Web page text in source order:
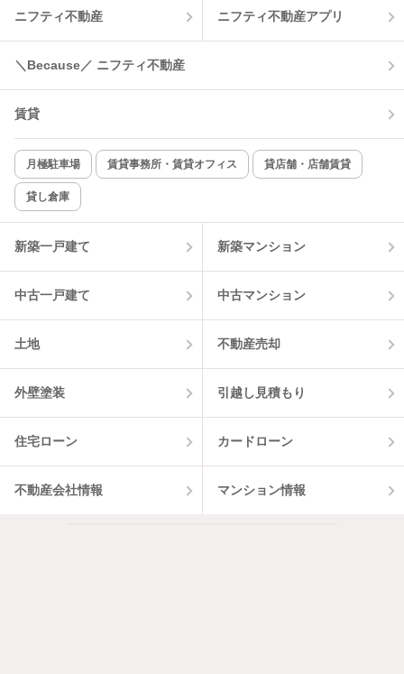
温水洗浄便座 オートロック
コンロ2口以上
新着のみ インターネット無料
該当件数:
物件一覧に反映
ニフティ不動産 ニフティ不動産アプリ
＼Because／ ニフティ不動産
賃貸
月極駐車場 賃貸事務所・賃貸オフィス 貸店舗・店舗賃貸
貸し倉庫
新築一戸建て 新築マンション
中古一戸建て 中古マンション
土地 不動産売却
外壁塗装 引越し見積もり
住宅ローン カードローン
不動産会社情報 マンション情報